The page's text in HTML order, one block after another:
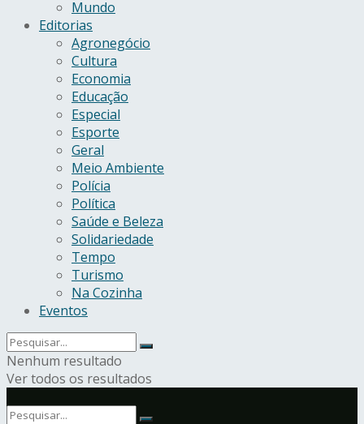
Mundo
Editorias
Agronegócio
Cultura
Economia
Educação
Especial
Esporte
Geral
Meio Ambiente
Polícia
Política
Saúde e Beleza
Solidariedade
Tempo
Turismo
Na Cozinha
Eventos
Nenhum resultado
Ver todos os resultados